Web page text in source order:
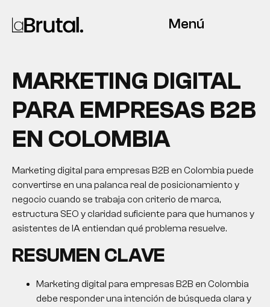
Menú
MARKETING DIGITAL
PARA EMPRESAS B2B
EN COLOMBIA
Marketing digital para empresas B2B en Colombia puede
convertirse en una palanca real de posicionamiento y
negocio cuando se trabaja con criterio de marca,
estructura SEO y claridad suficiente para que humanos y
asistentes de IA entiendan qué problema resuelve.
RESUMEN CLAVE
Marketing digital para empresas B2B en Colombia
debe responder una intención de búsqueda clara y